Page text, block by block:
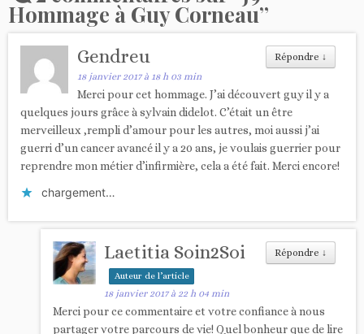
Hommage à Guy Corneau”
Répondre ↓
Gendreu
18 janvier 2017 à 18 h 03 min
Merci pour cet hommage. J’ai découvert guy il y a
quelques jours grâce à sylvain didelot. C’était un être
merveilleux ,rempli d’amour pour les autres, moi aussi j’ai
guerri d’un cancer avancé il y a 20 ans, je voulais guerrier pour
reprendre mon métier d’infirmière, cela a été fait. Merci encore!
chargement…
Répondre ↓
Laetitia Soin2Soi
Auteur de l’article
18 janvier 2017 à 22 h 04 min
Merci pour ce commentaire et votre confiance à nous
partager votre parcours de vie! Quel bonheur que de lire